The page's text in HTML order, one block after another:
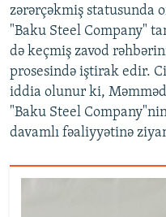
zərərçəkmiş statusunda
"Baku Steel Company"
də keçmiş zavod
prosesində iştirak edir.
iddia olunur ki,
"Baku Steel
davamlı fəaliyyətinə